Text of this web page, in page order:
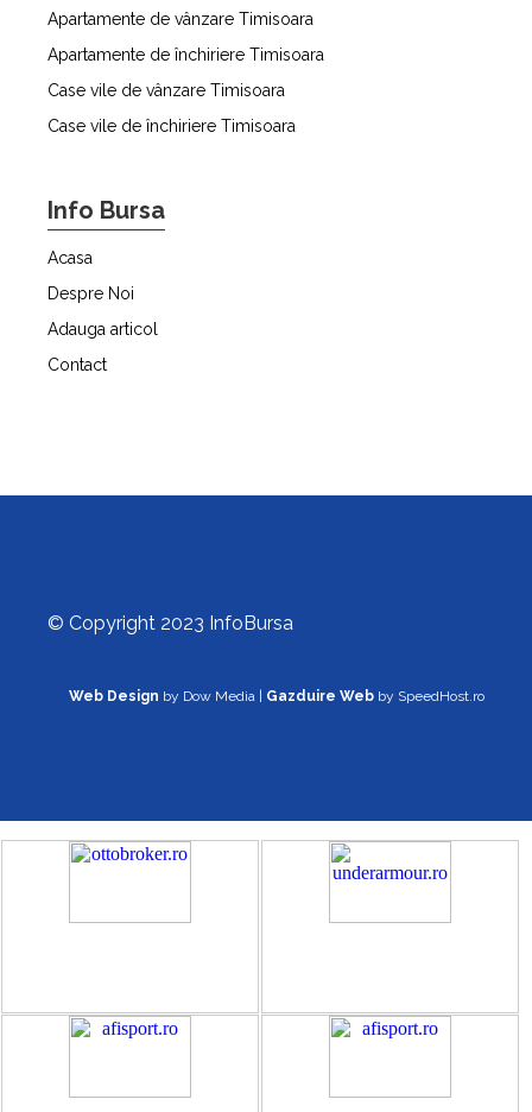
Apartamente de vânzare Timisoara
Apartamente de închiriere Timisoara
Case vile de vânzare Timisoara
Case vile de închiriere Timisoara
Info Bursa
Acasa
Despre Noi
Adauga articol
Contact
© Copyright 2023 InfoBursa
Web Design by Dow Media | Gazduire Web by SpeedHost.ro